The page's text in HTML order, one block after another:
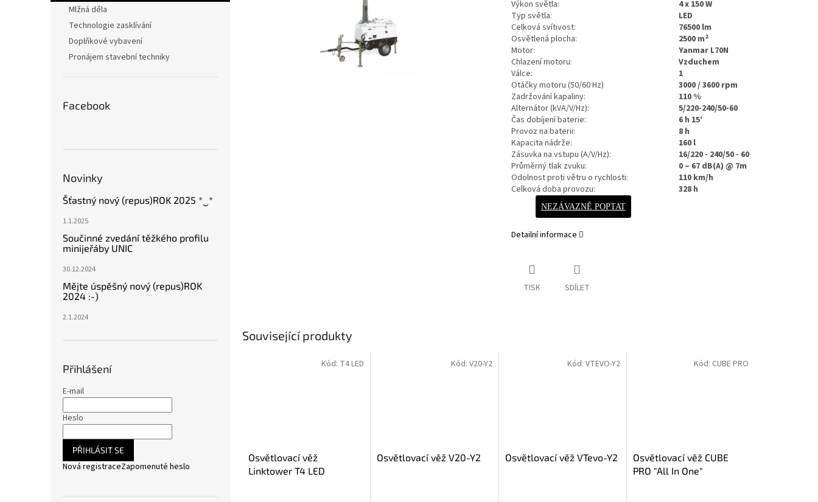
n
Mlžná děla
Technologie zasklívání
Doplňkové vybavení
Pronájem stavební techniky
Facebook
Novinky
Šťastný nový (repus)ROK 2025 *‿*
1.1.2025
Součinné zvedání těžkého profilu
minijeřáby UNIC
30.12.2024
Mějte úspěšný nový (repus)ROK
2024 :-)
2.1.2024
Přihlášení
E-mail
Heslo
PŘIHLÁSIT SE
Nová registraceZapomenuté heslo
Výkon světla:
4 x 150 W
Typ světla:
LED
Celková svítivost:
76500 lm
Osvětlená plocha:
2500 m2
Motor:
Yanmar L70N
Chlazení motoru:
Vzduchem
Válce:
1
Otáčky motoru (50/60 Hz)
3000 / 3600 rpm
Zadržování kapaliny:
110 %
Alternátor (kVA/V/Hz):
5/220-240/50-60
Čas dobíjení baterie:
6 h 15′
Provoz na baterii:
8 h
Kapacita nádrže:
160 l
Zásuvka na vstupu (A/V/Hz):
16/220 - 240/50 - 60
Průměrný tlak zvuku:
0 – 67 dB(A) @ 7m
Odolnost proti větru o rychlosti:
110 km/h
Celková doba provozu:
328 h
NEZÁVAZNĚ POPTAT
Detailní informace
TISK SDÍLET
Související produkty
Osvětlovací věž
Linktower T4 LED
Kód: T4 LED
Osvětlovací věž V20-Y2
Kód: V20-Y2
Osvětlovací věž VTevo-Y2
Kód:VTEVO-Y2
Osvětlovací věž CUBE
PRO "All In One"
Kód: CUBE PRO